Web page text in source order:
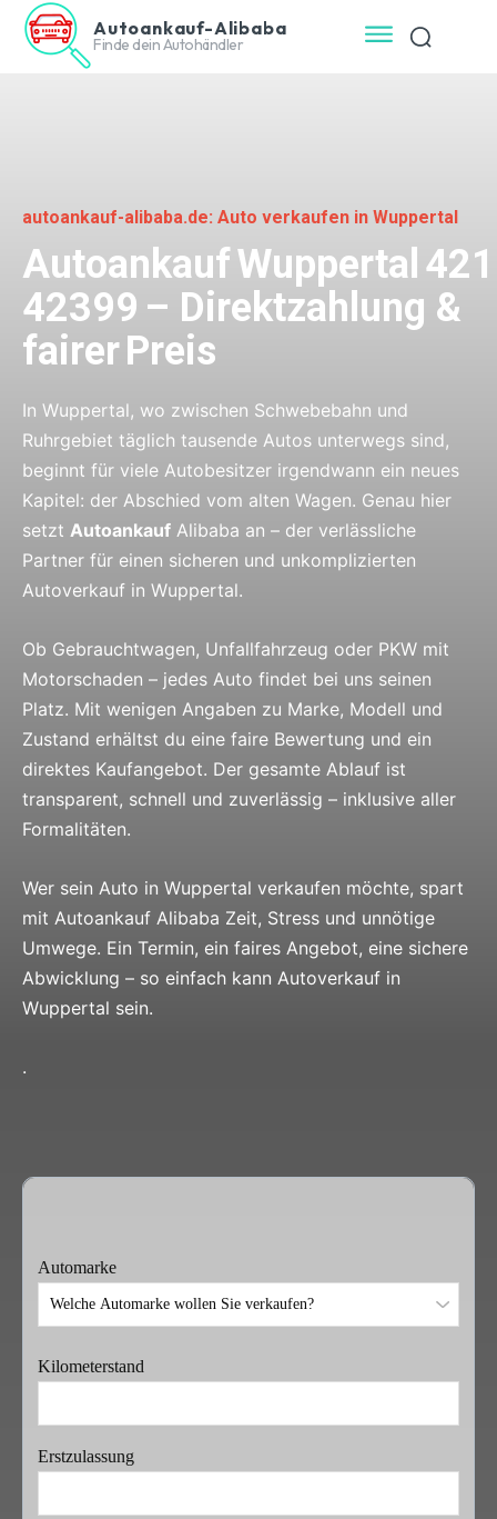
Autoankauf-Alibaba
Finde dein Autohändler
autoankauf-alibaba.de: Auto verkaufen in Wuppertal
Autoankauf Wuppertal
42399 – Direktzahlung &
fairer Preis
In Wuppertal, wo zwischen Schwebebahn und
Ruhrgebiet täglich tausende Autos unterwegs sind,
beginnt für viele Autobesitzer irgendwann ein neues
Kapitel: der Abschied vom alten Wagen. Genau hier
setzt Autoankauf Alibaba an – der verlässliche
Partner für einen sicheren und unkomplizierten
Autoverkauf in Wuppertal.
Ob Gebrauchtwagen, Unfallfahrzeug oder PKW mit
Motorschaden – jedes Auto findet bei uns seinen
Platz. Mit wenigen Angaben zu Marke, Modell und
Zustand erhältst du eine faire Bewertung und ein
direktes Kaufangebot. Der gesamte Ablauf ist
transparent, schnell und zuverlässig – inklusive aller
Formalitäten.
Wer sein Auto in Wuppertal verkaufen möchte, spart
mit Autoankauf Alibaba Zeit, Stress und unnötige
Umwege. Ein Termin, ein faires Angebot, eine sichere
Abwicklung – so einfach kann Autoverkauf in
Wuppertal sein.
.
Automarke
Kilometerstand
Erstzulassung